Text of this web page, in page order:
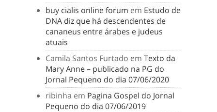
buy cialis online forum em Estudo de
DNA diz que há descendentes de
cananeus entre árabes e judeus
atuais
Camila Santos Furtado em Texto da
Mary Anne – publicado na PG do
Jornal Pequeno do dia 07/06/2020
ribinha em Pagina Gospel do Jornal
Pequeno do dia 07/06/2019